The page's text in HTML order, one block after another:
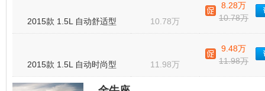
2015款 1.5L 自动舒适型 10.78万
8.28万
10.78万
2015款 1.5L 自动时尚型 11.98万
9.48万
11.98万